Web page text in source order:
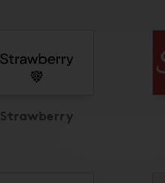
Strawberry